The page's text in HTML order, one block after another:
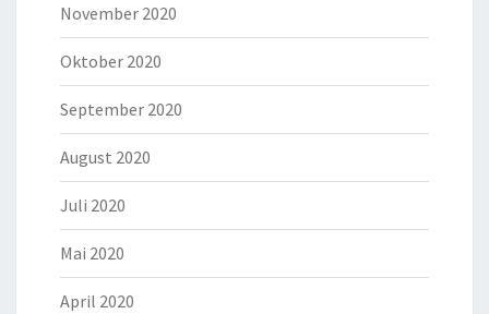
November 2020
Oktober 2020
September 2020
August 2020
Juli 2020
Mai 2020
April 2020